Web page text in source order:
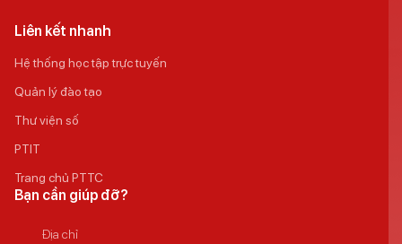
Liên kết nhanh
Hệ thống học tập trực tuyến
Quản lý đào tạo
Thư viện số
PTIT
Trang chủ PTTC
Bạn cần giúp đỡ?
Địa chỉ